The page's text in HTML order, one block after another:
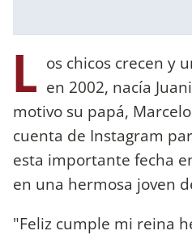
L os chicos crecen y
en 2002, nacía
motivo su papá,
cuenta de Instagram
esta importante fecha
en una hermosa joven
"Feliz cumple mi reina